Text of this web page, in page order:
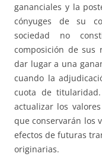
gananciales y la
cónyuges de su
sociedad no
composición de sus
dar lugar a una
cuando la
cuota de
actualizar los
que conservarán los
efectos de futuras
originarias.